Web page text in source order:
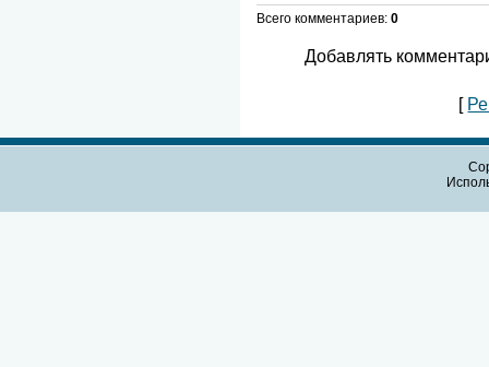
Всего комментариев: 0
Добавлять
[